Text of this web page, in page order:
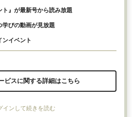
ト』が最新号から読み放題
学びの動画が見放題
ンイベント
ビスに関する詳細はこちら
インして続きを読む